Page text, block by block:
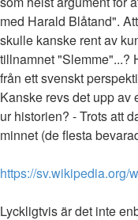
med Harald Blåtand".
skulle kanske rent av
tillnamnet "Slemme"...?
från ett svenskt
Kanske revs det upp av
ur historien? - Trots att
minnet (de flesta
https://sv.wikipedia.org/
Lyckligtvis är det inte